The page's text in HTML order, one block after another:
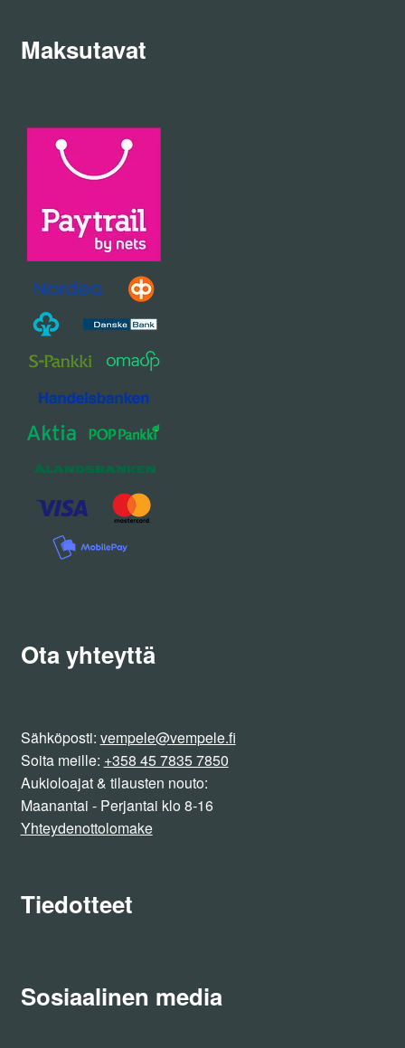
Maksutavat
Ota yhteyttä
Sähköposti: vempele@vempele.fi
Soita meille: +358 45 7835 7850
Aukioloajat & tilausten nouto:
Maanantai - Perjantai klo 8-16
Yhteydenottolomake
Tiedotteet
Sosiaalinen media